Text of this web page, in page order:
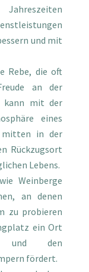
und mit
Rebe, die oft
an der
kann mit der
eines
mitten in der
Rückzugsort
Lebens.
Weinberge
an denen
zu probieren
ein Ort
und den
fördert.